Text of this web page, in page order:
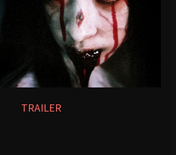
TRAILER